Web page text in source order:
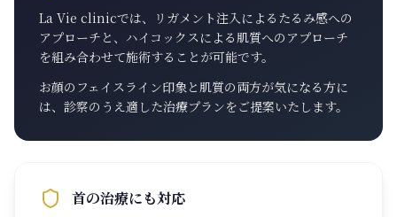
La Vie clinicでは、リガメント注入によるたるみ感への
アプローチと、ハイコックスによる肌質へのアプローチ
を組み合わせて施術することが可能です。
お顔のフェイスライン印象と肌質の両方が気になる方に
は、診察のうえ適した治療プランをご提案いたします。
首の治療にも対応